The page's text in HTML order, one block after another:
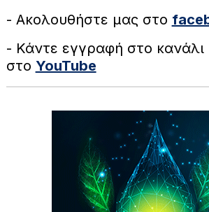
- Ακολουθήστε μας στο
- Κάντε εγγραφή στο κανάλι
στο YouTube